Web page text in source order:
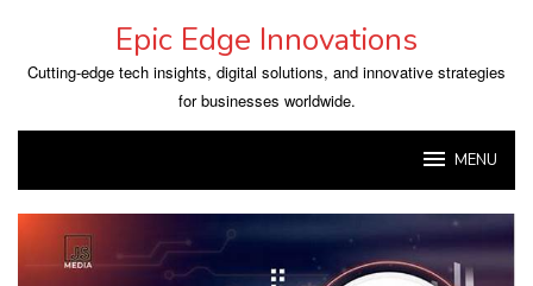
content
Epic Edge Innovations
Cutting-edge tech insights, digital solutions, and innovative strategies
for businesses worldwide.
MENU